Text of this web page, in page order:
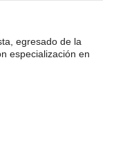
egresado de la
especialización en